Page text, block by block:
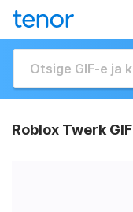
Roblox Twerk GIF